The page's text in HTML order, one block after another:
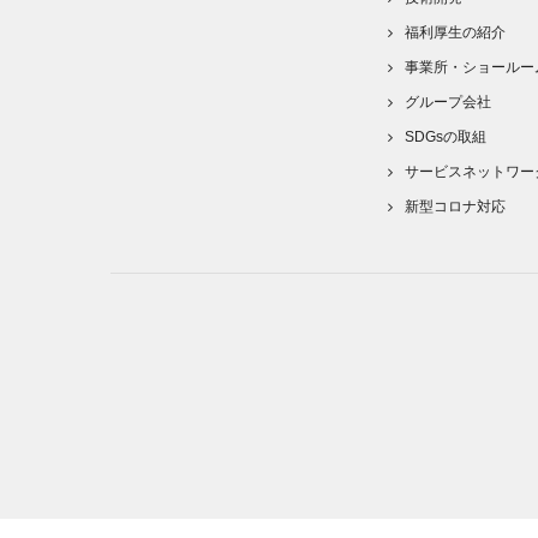
福利厚生の紹介
事業所・ショールー
グループ会社
SDGsの取組
サービスネットワー
新型コロナ対応